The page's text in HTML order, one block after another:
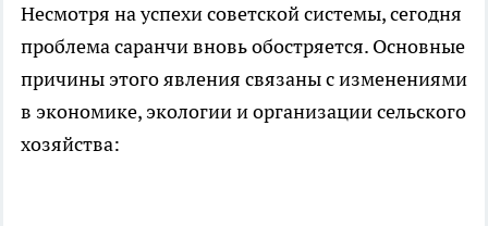
Несмотря на успехи советской системы, сегодня
проблема саранчи вновь обостряется. Основные
причины этого явления связаны с изменениями
в экономике, экологии и организации сельского
хозяйства: